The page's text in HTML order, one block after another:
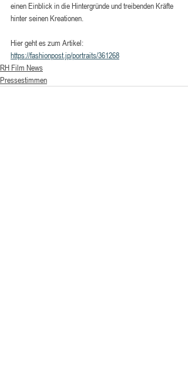
einen Einblick in die Hintergründe und treibenden Kräfte
hinter seinen Kreationen.
Hier geht es zum Artikel:
https://fashionpost.jp/portraits/361268
RH Film News
Pressestimmen